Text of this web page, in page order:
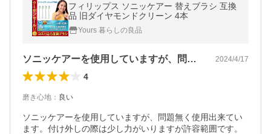
フィリップス ソニッケアー 替えブラシ 互換
品 旧ダイヤモンドクリーン 4本
Yours 暮らしの良品
ソニッケアーを使用していますが、問題無… 2024/4/17
4
磨き心地 ： 良い
ソニッケアーを使用していますが、問題無く使用出来てい
ます。付け外しの際は少し力がいりますが許容範囲です。